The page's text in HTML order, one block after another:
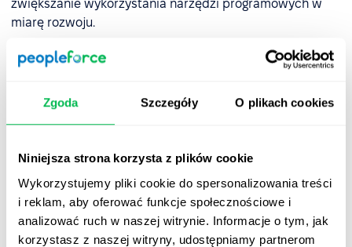
Zgoda Szczegóły O plikach cookies
Niniejsza strona korzysta z plików cookie
Wykorzystujemy pliki cookie do spersonalizowania treści
i reklam, aby oferować funkcje społecznościowe i
analizować ruch w naszej witrynie. Informacje o tym, jak
korzystasz z naszej witryny, udostępniamy partnerom
zwiększanie wykorzystania narzędzi programowych w
miarę rozwoju.
Kolejna ważna zaleta SaaS-ów to dostępność. Tak długo,
jak masz połączenie z Internetem, możesz uzyskać
dowolnym urządzeniu. Ułatwia to pracownikom zdalnym
współpracę i dostęp do ważnych informacji. Może to
pracowników w trakcie ich przemieszczania się,
niezależnie od tego, czy pracują w domu, w drodze, czy
w siedzibie klienta.
PeopleForce to platforma oparta na chmurze, do której